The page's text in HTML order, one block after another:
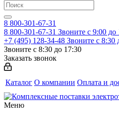
8 800-301-67-31
8 800-301-67-31 Звоните с 9:00 до
+7 (495) 128-34-48 Звоните с 8:30
Звоните с 8:30 до 17:30
Заказать звонок
Каталог О компании Оплата и
Меню